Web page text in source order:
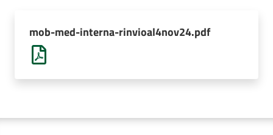
mob-med-interna-rinvioal4nov24.pdf